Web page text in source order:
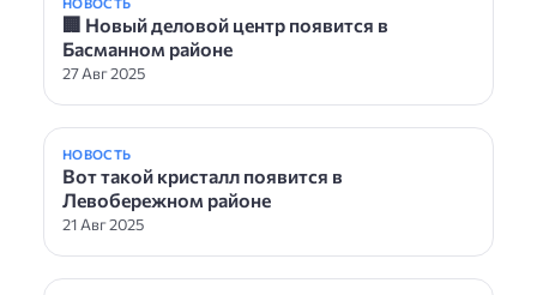
🏢 Новый деловой центр появится в
Басманном районе
27 Авг 2025
НОВОСТЬ
Вот такой кристалл появится в
Левобережном районе
21 Авг 2025